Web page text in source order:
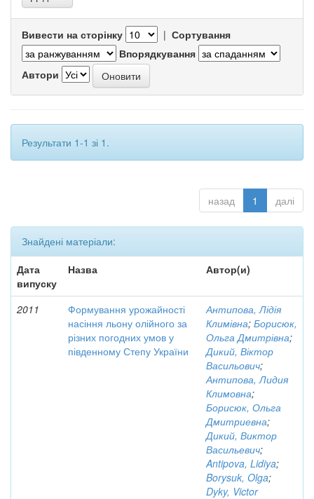
Вивести на сторінку | Сортування
Впорядкування
Автори
Результати 1-1 зі 1.
назад 1 далі
Знайдені матеріали:
Дата
випуску
Назва Автор(и)
2011
Формування урожайності
насіння льону олійного за
різних погодних умов у
південному Степу України
Антипова, Лідія
Климівна; Борисюк,
Ольга Дмитрівна;
Дикий, Віктор
Васильович;
Антипова, Лидия
Климовна;
Борисюк, Ольга
Дмитриевна;
Дикий, Виктор
Васильевич;
Antipova, Lidiya;
Borysuk, Olga;
Dyky, Victor